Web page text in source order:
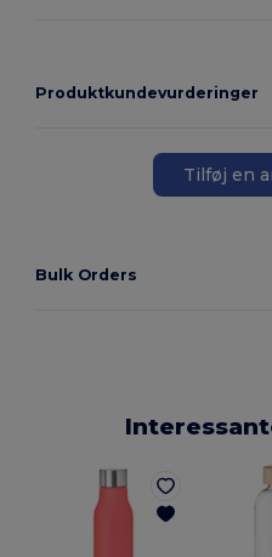
Produktkundevurderinger
Tilføj en
Bulk Orders